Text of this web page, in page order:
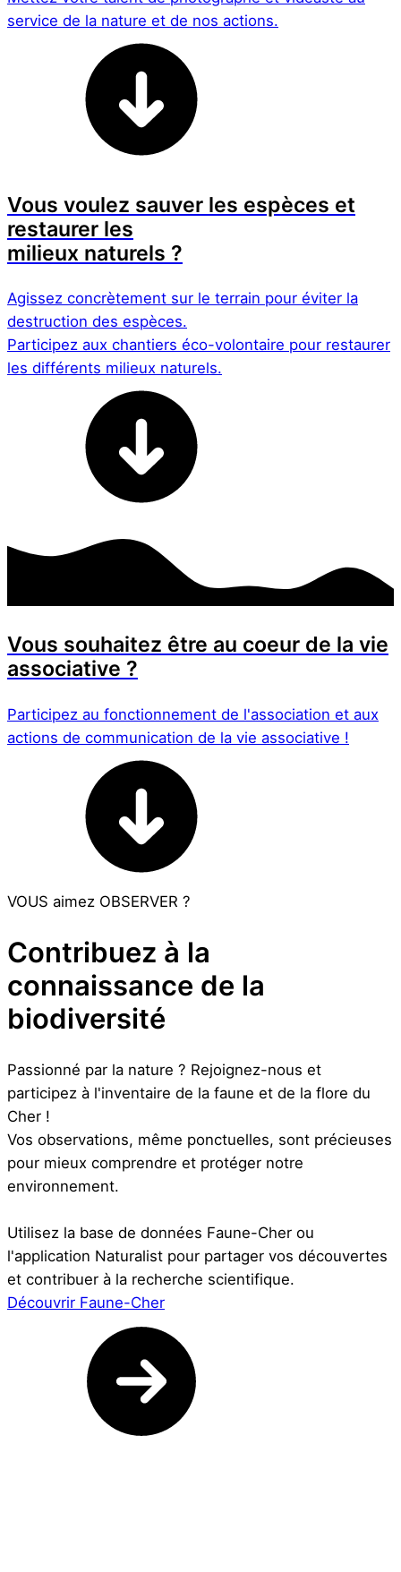
service de la nature et de nos actions.
Vous voulez sauver les espèces et
restaurer les
milieux naturels ?
Agissez concrètement sur le terrain pour éviter la
destruction des espèces.
Participez aux chantiers éco-volontaire pour restaurer
les différents milieux naturels.
Vous souhaitez être au coeur de la vie
associative ?
Participez au fonctionnement de l'association et aux
actions de communication de la vie associative !
VOUS aimez OBSERVER ?
Contribuez à la
connaissance de la
biodiversité
Passionné par la nature ? Rejoignez-nous et
participez à l'inventaire de la faune et de la flore du
Cher !
Vos observations, même ponctuelles, sont précieuses
pour mieux comprendre et protéger notre
environnement.
Utilisez la base de données Faune-Cher ou
l'application Naturalist pour partager vos découvertes
et contribuer à la recherche scientifique.
Découvrir Faune-Cher